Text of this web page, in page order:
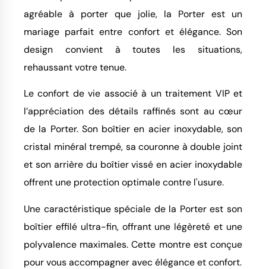
agréable à porter que jolie, la Porter est un
mariage parfait entre confort et élégance. Son
design convient à toutes les situations,
rehaussant votre tenue.
Le confort de vie associé à un traitement VIP et
l’appréciation des détails raffinés sont au cœur
de la Porter. Son boîtier en acier inoxydable, son
cristal minéral trempé, sa couronne à double joint
et son arrière du boîtier vissé en acier inoxydable
offrent une protection optimale contre l'usure.
Une caractéristique spéciale de la Porter est son
boîtier effilé ultra-fin, offrant une légèreté et une
polyvalence maximales. Cette montre est conçue
pour vous accompagner avec élégance et confort.